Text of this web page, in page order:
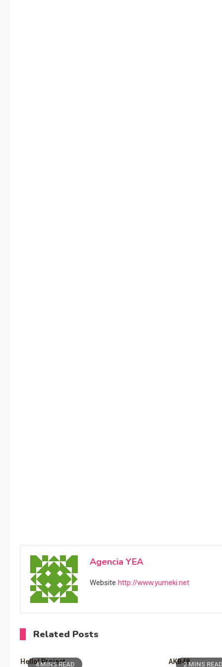
Agencia YEA
Website http://www.yumeki.net
Related Posts
4 MINS READ
Hello! Project 2 MINS READ
AKB48